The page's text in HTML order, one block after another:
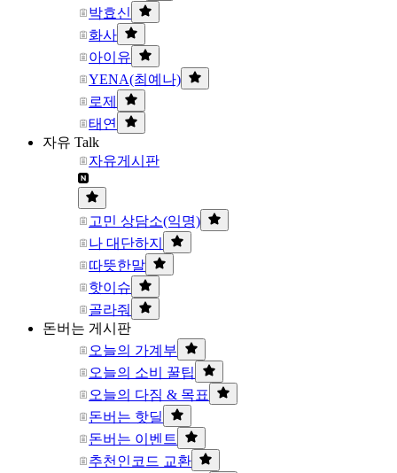
박효신
화사
아이유
YENA(최예나)
로제
태연
자유 Talk
자유게시판
고민 상담소(익명)
나 대단하지
따뜻한말
핫이슈
골라줘
돈버는 게시판
오늘의 가계부
오늘의 소비 꿀팁
오늘의 다짐 & 목표
돈버는 핫딜
돈버는 이벤트
추천인코드 교환